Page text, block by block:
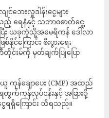
ေးလှူဒါန်းငွေများ
ည့် ရေနံနှင့် သဘာဝဓာတ်ငွေ့
ေပြီး ယခုကဲ့သို့အမေရိကန် ဒေါ်လာ
စ်နိုင်ကြောင်း စီးပွားရေး
းမ်ကို မှတ်ချက်ပြုပြော
ကုန်ချောပေး (CMP) အထည်
ေထွက်ကုန်လုပ်ငန်းနှင့် အခြားပို့
ငွေရရှိကြောင်း သိရသည်။